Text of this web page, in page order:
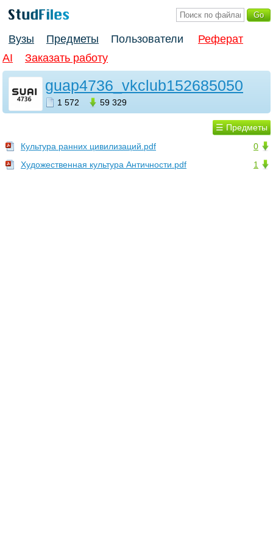
Вузы Предметы Пользователи
Реферат
AI
Заказать работу
guap4736_vkclub152685050
1 572 59 329
☰ Предметы
0
Культура ранних цивилизаций.pdf
1
Художественная культура Античности.pdf